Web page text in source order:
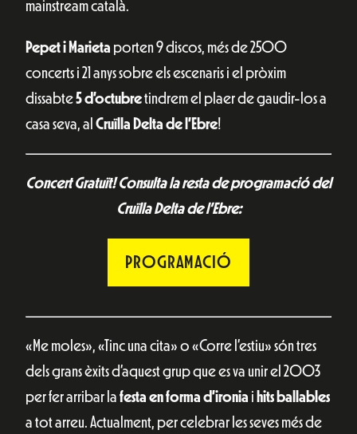
mainstream català.
Pepet i Marieta porten 9 discos, més de 2500
concerts i 21 anys sobre els escenaris i el pròxim
dissabte5 d’octubretindrem el plaer de gaudir-los a
casa seva, al Cruïlla Delta de l’Ebre!
Concert Gratuït! Consulta la resta de programació del
Cruïlla Delta de l’Ebre:
PROGRAMACIÓ
«Me moles», «Tinc una cita» o «Corre l’estiu» són tres
dels grans èxits d’aquest grup que es va unir el 2003
per fer arribar la festa en forma d’ironia i hits ballables
a tot arreu. Actualment, per celebrar les seves més de